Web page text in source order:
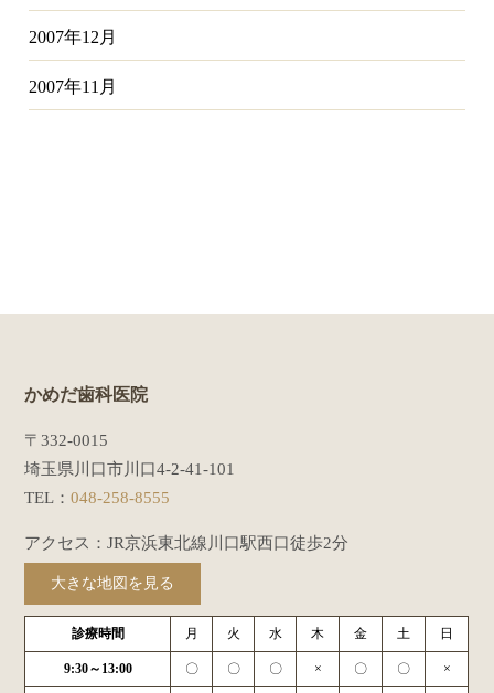
2007年12月
2007年11月
かめだ歯科医院
〒332-0015
埼玉県川口市川口4-2-41-101
TEL：048-258-8555
アクセス：JR京浜東北線川口駅西口徒歩2分
大きな地図を見る
診療時間 月 火 水 木 金 土 日
9:30～13:00 〇 〇 〇 × 〇 〇 ×